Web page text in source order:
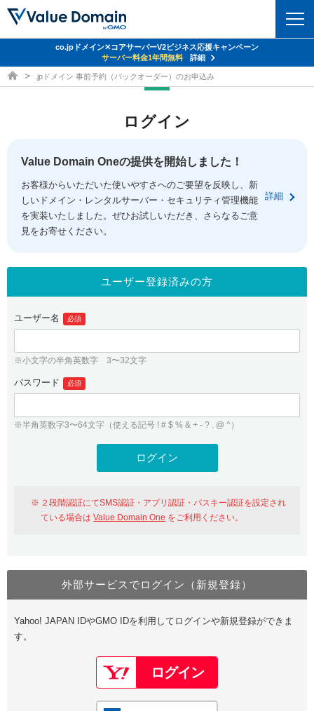
ドメイントップ
ドメイン移管
ドメイン価格一覧
ドメイン一括検索
.jpドメインオークション
gTLDオークション NEW!
.jpドメインバックオーダー
プレミアムドメイン
人気ドメインの種類
WHOIS検索
コアサーバー
バリューサーバー
XREA
セキュリティトップ
Value Domain ネットde診断
SSL証明書
サービストップ
お得意様割引
紹介制度
バリュードメインAPI
ドメイン・ホスティングOEM
facebook
ログイン
従来のバリュードメインをご利用希望の方
Value Domainにログイン
おすすめ One レンタルサーバーを含む最新の機能を使う方
Value Domain Oneにログイン
Google
GMO ID Amazon
ユーザー登録
Value Domain Oneアカウント作成
以下でも登録可能
Google Yahoo!
co.jpドメイン✕コアサーバーV2ビジネス応援キャンペーン
サーバー料金1年間無料
詳細
ドメイン取得ならバリュードメイン
.jpドメイン 事前予約（バックオーダー）のお申込み
ログイン
Value Domain Oneの提供を開始しました！
お客様からいただいた使いやすさへのご要望を反映し、新
しいドメイン・レンタルサーバー・セキュリティ管理機能
を実装いたしました。ぜひお試しいただき、さらなるご意
見をお寄せください。
詳細
ユーザー登録済みの方
ユーザー名 必須
※小文字の半角英数字 3〜32文字
パスワード 必須
※半角英数字3〜64文字（使える記号 ! # $ % & + - ? . @ ^）
２段階認証にてSMS認証・アプリ認証・パスキー認証を設定され
ている場合はValue Domain One をご利用ください。
外部サービスでログイン（新規登録）
Yahoo! JAPAN IDやGMO IDを利用してログインや新規登録ができま
す。